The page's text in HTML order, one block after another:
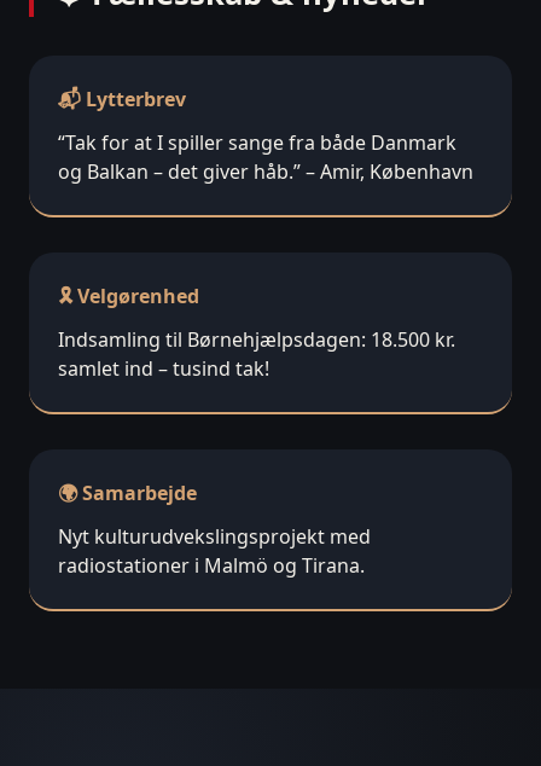
📬 Lytterbrev
“Tak for at I spiller sange fra både Danmark
og Balkan – det giver håb.” – Amir, København
🎗️ Velgørenhed
Indsamling til Børnehjælpsdagen: 18.500 kr.
samlet ind – tusind tak!
🌍 Samarbejde
Nyt kulturudvekslingsprojekt med
radiostationer i Malmö og Tirana.